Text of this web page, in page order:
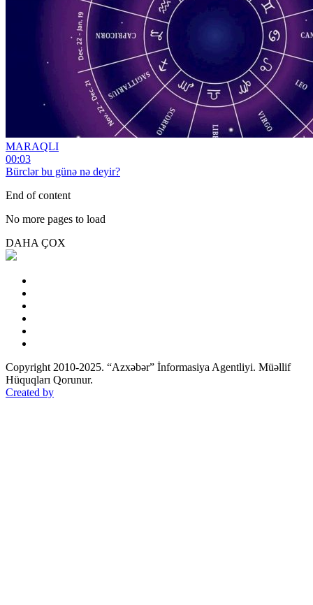
MARAQLI
00:03
Bürclər bu günə nə deyir?
End of content
No more pages to load
DAHA ÇOX
Copyright 2010-2025. “Azxəbər” İnformasiya Agentliyi. Müəllif
Hüquqları Qorunur.
Created by